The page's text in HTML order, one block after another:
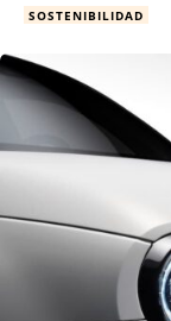
SOSTENIBILIDAD